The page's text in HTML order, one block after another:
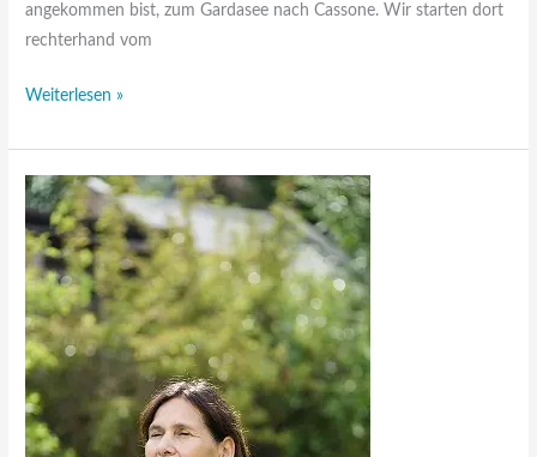
angekommen bist, zum Gardasee nach Cassone. Wir starten dort
rechterhand vom
Weiterlesen »
Entspannungsreise
#13:
Wir
Atemreisen
heute